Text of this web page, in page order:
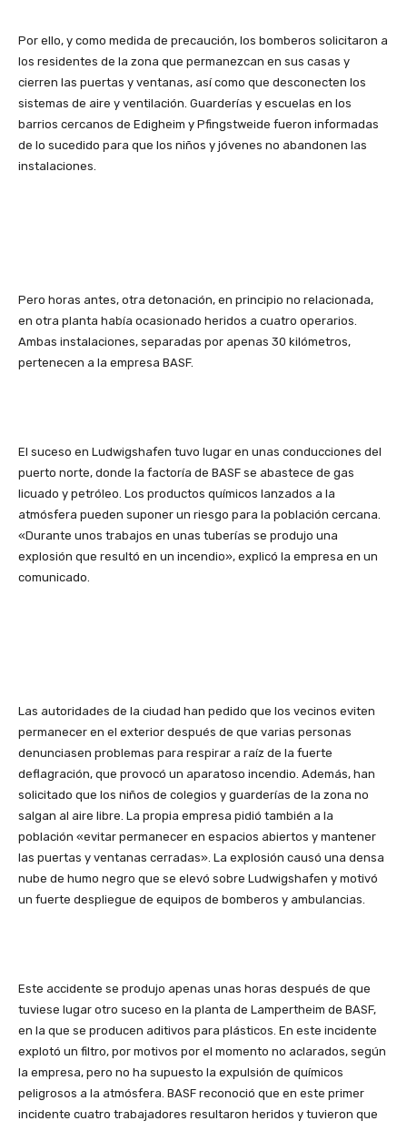
Por ello, y como medida de precaución, los bomberos solicitaron a
los residentes de la zona que permanezcan en sus casas y
cierren las puertas y ventanas, así como que desconecten los
sistemas de aire y ventilación. Guarderías y escuelas en los
barrios cercanos de Edigheim y Pfingstweide fueron informadas
de lo sucedido para que los niños y jóvenes no abandonen las
instalaciones.
Pero horas antes, otra detonación, en principio no relacionada,
en otra planta había ocasionado heridos a cuatro operarios.
Ambas instalaciones, separadas por apenas 30 kilómetros,
pertenecen a la empresa BASF.
El suceso en Ludwigshafen tuvo lugar en unas conducciones del
puerto norte, donde la factoría de BASF se abastece de gas
licuado y petróleo. Los productos químicos lanzados a la
atmósfera pueden suponer un riesgo para la población cercana.
«Durante unos trabajos en unas tuberías se produjo una
explosión que resultó en un incendio», explicó la empresa en un
comunicado.
Las autoridades de la ciudad han pedido que los vecinos eviten
permanecer en el exterior después de que varias personas
denunciasen problemas para respirar a raíz de la fuerte
deflagración, que provocó un aparatoso incendio. Además, han
solicitado que los niños de colegios y guarderías de la zona no
salgan al aire libre. La propia empresa pidió también a la
población «evitar permanecer en espacios abiertos y mantener
las puertas y ventanas cerradas». La explosión causó una densa
nube de humo negro que se elevó sobre Ludwigshafen y motivó
un fuerte despliegue de equipos de bomberos y ambulancias.
Este accidente se produjo apenas unas horas después de que
tuviese lugar otro suceso en la planta de Lampertheim de BASF,
en la que se producen aditivos para plásticos. En este incidente
explotó un filtro, por motivos por el momento no aclarados, según
la empresa, pero no ha supuesto la expulsión de químicos
peligrosos a la atmósfera. BASF reconoció que en este primer
incidente cuatro trabajadores resultaron heridos y tuvieron que